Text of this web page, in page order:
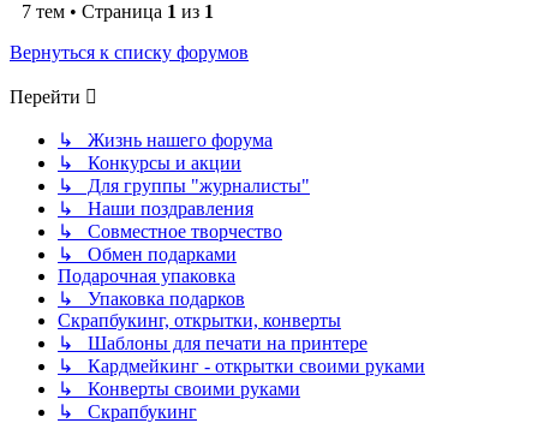
7 тем • Страница 1 из 1
Вернуться к списку форумов
Перейти
↳ Жизнь нашего форума
↳ Конкурсы и акции
↳ Для группы "журналисты"
↳ Наши поздравления
↳ Совместное творчество
↳ Обмен подарками
Подарочная упаковка
↳ Упаковка подарков
Скрапбукинг, открытки, конверты
↳ Шаблоны для печати на принтере
↳ Кардмейкинг - открытки своими руками
↳ Конверты своими руками
↳ Скрапбукинг